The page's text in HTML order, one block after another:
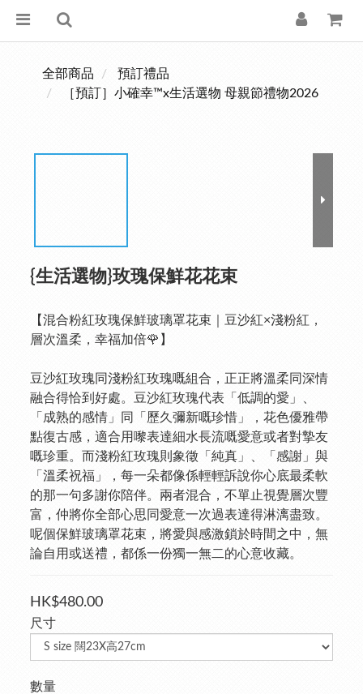
全部商品
預訂禮品
［預訂］小確幸™x生活選物 母親節禮物2026
{生活選物}玫瑰保鮮花花束
【混合粉紅玫瑰保鮮玻璃罩花束｜豆沙紅×淺粉紅，
層次溫柔，幸福加倍🌹】
豆沙紅玫瑰同淺粉紅玫瑰嘅組合，正正將溫柔同深情
融合得恰到好處。豆沙紅玫瑰代表「低調的愛」、
「成熟的感情」同「歷久彌新嘅珍惜」，花色優雅帶
點復古感，適合用嚟表達細水長流嘅愛意或者對摯友
嘅珍重。而淺粉紅玫瑰則象徵「純真」、「感謝」與
「溫柔祝福」，每一朵都像係輕輕訴說你心底最柔軟
的那一句多謝你陪伴。兩者混合，不單止視覺層次豐
富，仲將你全部心思同愛意一次過表達得淋漓盡致。
呢個保鮮玻璃罩花束，將愛與感激鎖於時間之中，無
論自用或送禮，都係一份獨一無二的心意收藏。
HK$480.00
尺寸
數量